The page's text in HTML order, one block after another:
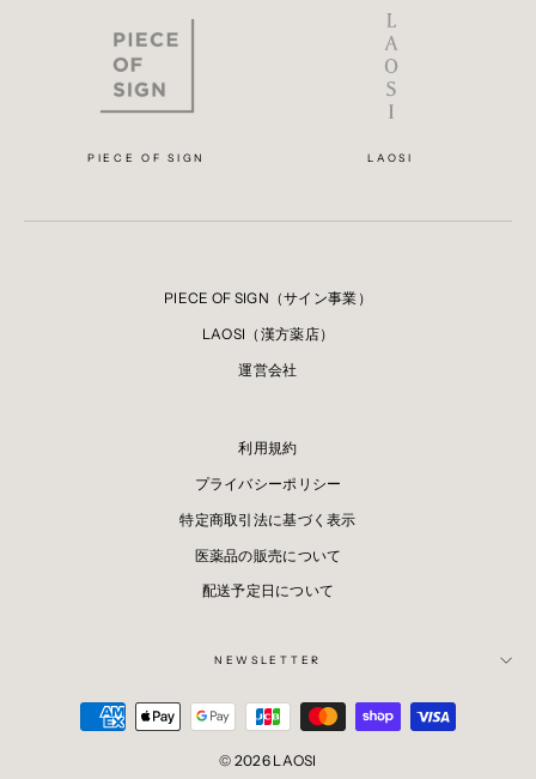
PIECE OF SIGN LAOSI
PIECE OF SIGN（サイン事業）
LAOSI（漢方薬店）
運営会社
利用規約
プライバシーポリシー
特定商取引法に基づく表示
医薬品の販売について
配送予定日について
NEWSLETTER
© 2026 LAOSI